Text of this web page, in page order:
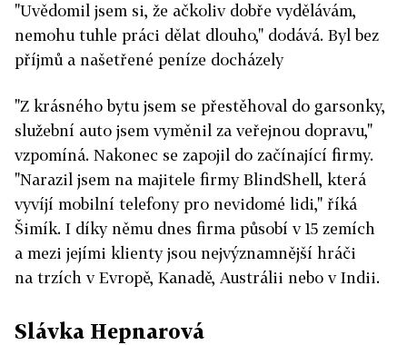
"Uvědomil jsem si, že ačkoliv dobře vydělávám,
nemohu tuhle práci dělat dlouho," dodává. Byl bez
příjmů a našetřené peníze docházely
"Z krásného bytu jsem se přestěhoval do garsonky,
služební auto jsem vyměnil za veřejnou dopravu,"
vzpomíná. Nakonec se zapojil do začínající firmy.
"Narazil jsem na majitele firmy BlindShell, která
vyvíjí mobilní telefony pro nevidomé lidi," říká
Šimík. I díky němu dnes firma působí v 15 zemích
a mezi jejími klienty jsou nejvýznamnější hráči
na trzích v Evropě, Kanadě, Austrálii nebo v Indii.
Slávka Hepnarová